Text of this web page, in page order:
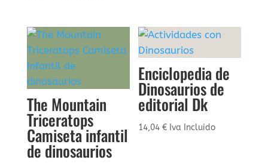
The Mountain
Triceratops
Camiseta infantil
de dinosaurios
Enciclopedia de
Dinosaurios de
editorial Dk
14,04€ Iva Incluido